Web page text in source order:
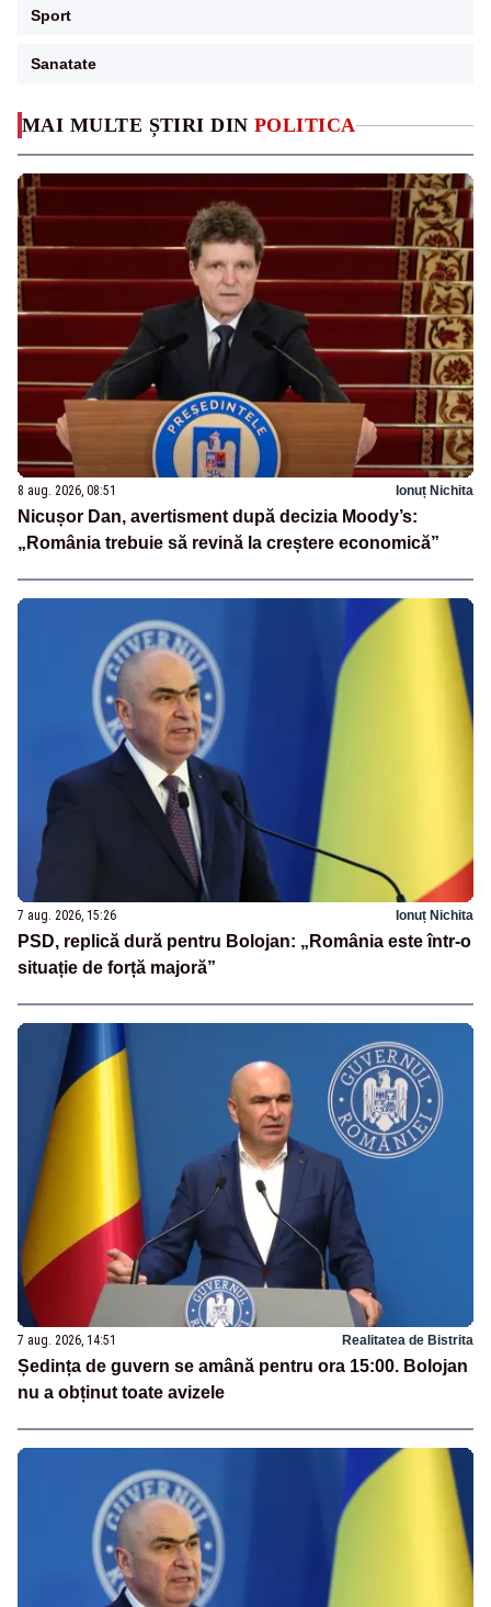
MAI MULTE ȘTIRI DIN POLITICA
8 aug. 2026, 08:51 Ionuț Nichita
Nicușor Dan, avertisment după decizia Moody’s:
„România trebuie să revină la creștere economică”
7 aug. 2026, 15:26 Ionuț Nichita
PSD, replică dură pentru Bolojan: „România este într-o
situație de forță majoră”
7 aug. 2026, 14:51 Realitatea de Bistrita
Ședința de guvern se amână pentru ora 15:00. Bolojan
nu a obținut toate avizele
Sport
Sanatate